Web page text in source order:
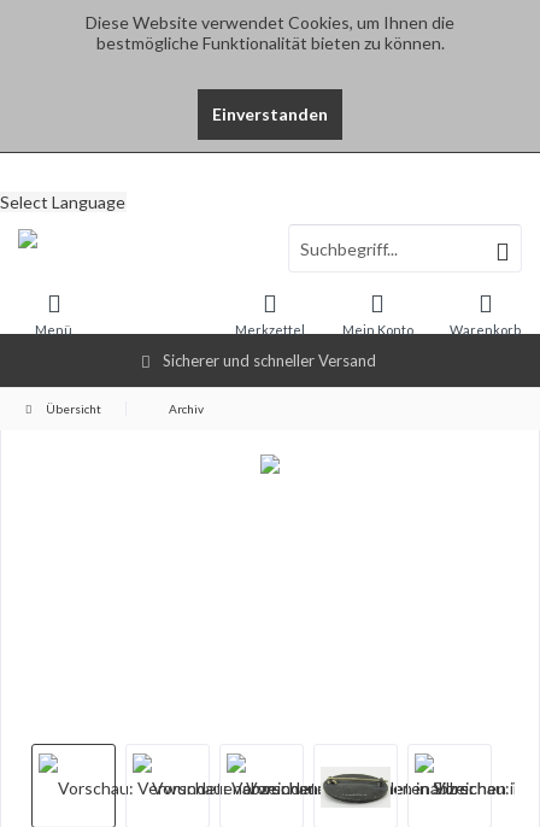
Diese Website verwendet Cookies, um Ihnen die
bestmögliche Funktionalität bieten zu können.
Einverstanden
Sicherer und schneller Versand
Select Language
Warenkorb
Merkzettel Mein Konto
Menü
Übersicht Archiv